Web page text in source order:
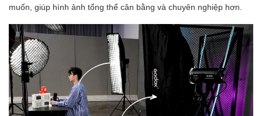
muốn, giúp hình ảnh tổng thể cân bằng và chuyên nghiệp hơn.